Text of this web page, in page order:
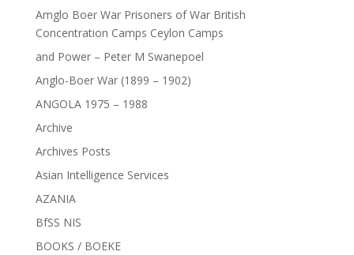
Amglo Boer War Prisoners of War British
Concentration Camps Ceylon Camps
and Power – Peter M Swanepoel
Anglo-Boer War (1899 – 1902)
ANGOLA 1975 – 1988
Archive
Archives Posts
Asian Intelligence Services
AZANIA
BfSS NIS
BOOKS / BOEKE